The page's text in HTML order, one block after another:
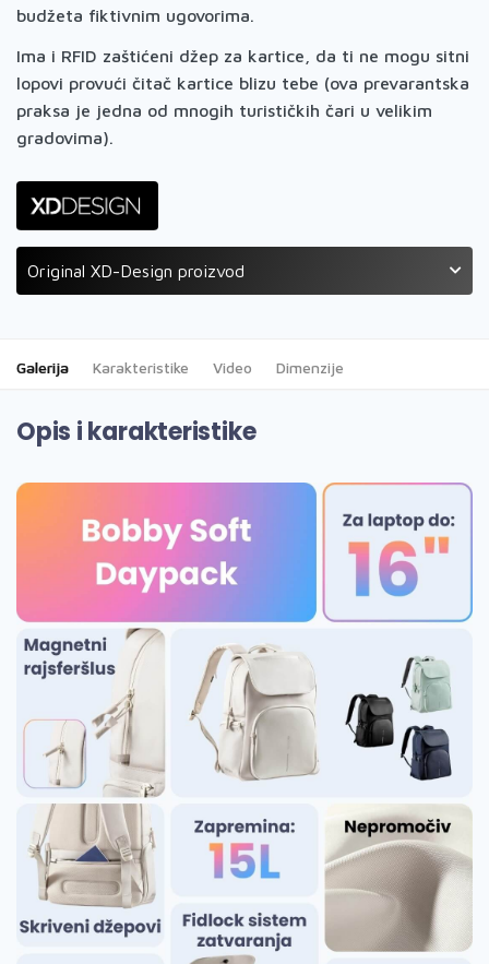
budžeta fiktivnim ugovorima.
Ima i RFID zaštićeni džep za kartice, da ti ne mogu sitni
lopovi provući čitač kartice blizu tebe (ova prevarantska
praksa je jedna od mnogih turističkih čari u velikim
gradovima).
Original XD-Design proizvod
Galerija Karakteristike Video Dimenzije
Opis i karakteristike